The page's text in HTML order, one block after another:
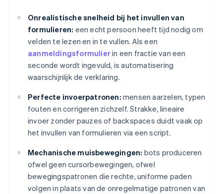
Onrealistische snelheid bij het invullen van
formulieren: een echt persoon heeft tijd nodig om
velden te lezen en in te vullen. Als een
aanmeldingsformulierin een fractie van een
seconde wordt ingevuld, is automatisering
waarschijnlijk de verklaring.
Perfecte invoerpatronen: mensen aarzelen, typen
fouten en corrigeren zichzelf. Strakke, lineaire
invoer zonder pauzes of backspaces duidt vaak op
het invullen van formulieren via een script.
Mechanische muisbewegingen: bots produceren
ofwel geen cursorbewegingen, ofwel
bewegingspatronen die rechte, uniforme paden
volgen in plaats van de onregelmatige patronen van